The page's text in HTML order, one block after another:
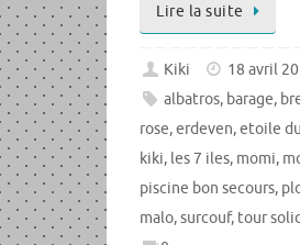
Lire la suite
Kiki 18 avril
albatros, barage,
rose,erdeven,etoile
kiki, les 7 iles, momi,
piscine bon secours,
malo,surcouf, tour